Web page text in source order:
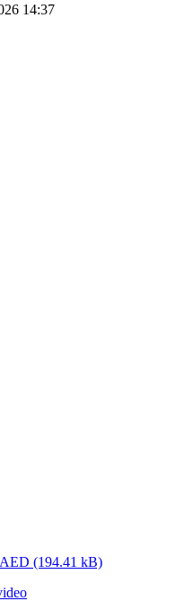
14:37
(194.41 kB)